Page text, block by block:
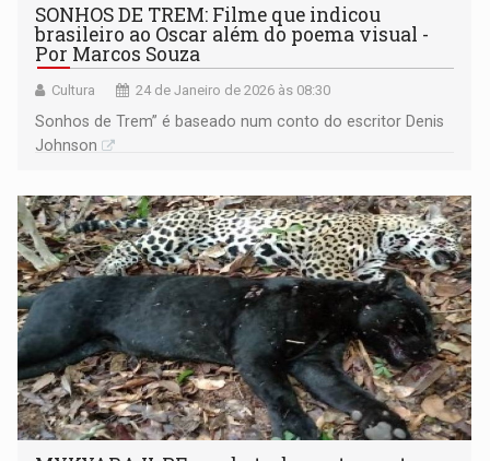
SONHOS DE TREM: Filme que indicou
brasileiro ao Oscar além do poema visual -
Por Marcos Souza
Cultura 24 de Janeiro de 2026 às 08:30
Sonhos de Trem” é baseado num conto do escritor Denis
Johnson